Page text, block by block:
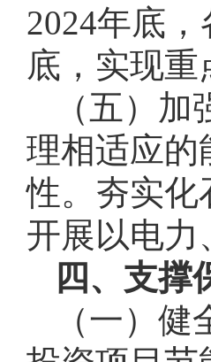
2024年底
底，实现
（五）
理相适应的
性。夯实化
开展以电力
四、支撑
（一）